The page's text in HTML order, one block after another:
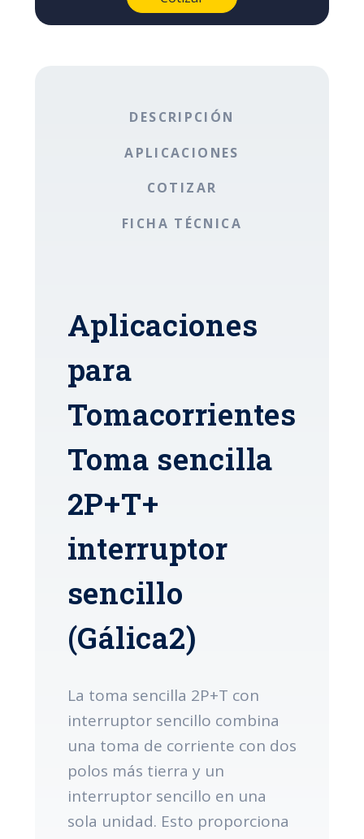
DESCRIPCIÓN
APLICACIONES
COTIZAR
FICHA TÉCNICA
Aplicaciones
para
Tomacorrientes
Toma sencilla
2P+T+
interruptor
sencillo
(Gálica2)
La toma sencilla 2P+T con
interruptor sencillo combina
una toma de corriente con dos
polos más tierra y un
interruptor sencillo en una
sola unidad. Esto proporciona